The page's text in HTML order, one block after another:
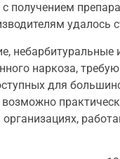
получением
удалось
наркоза,
для